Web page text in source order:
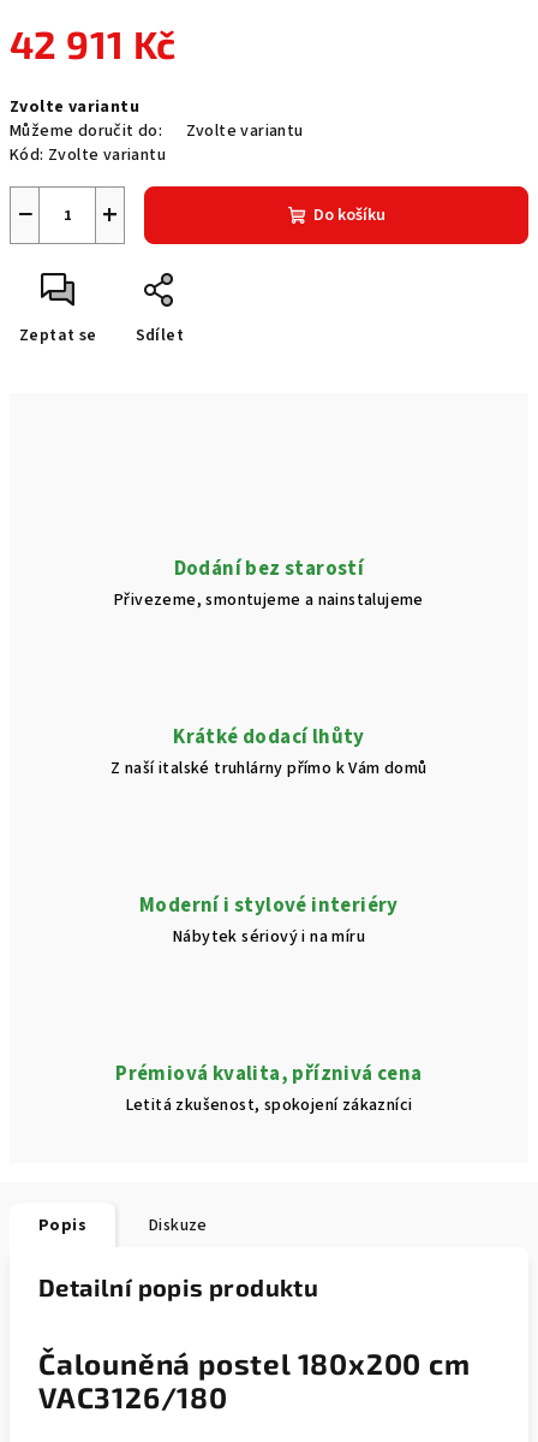
42 911 Kč
cena:
Zvolte variantu
Můžeme doručit do:
Zvolte variantu
Kód: Zvolte variantu
+
− Do košíku
Zeptat se Sdílet
Dodání bez starostí
Přivezeme, smontujeme a nainstalujeme
Krátké dodací lhůty
Z naší italské truhlárny přímo k Vám domů
Moderní i stylové interiéry
Nábytek sériový i na míru
Prémiová kvalita, příznivá cena
Letitá zkušenost, spokojení zákazníci
Popis Diskuze
Detailní popis produktu
Čalouněná postel 180x200 cm
VAC3126/180